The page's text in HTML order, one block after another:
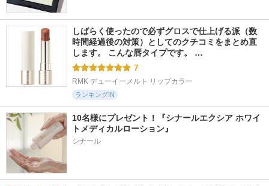
アパガードセレナ
アパガード
ッシュ ディープク
リア
ビオレu
feminak
しばらく使ったので必ずグロスで仕上げる派（数
時間経過後の対策）としてのクチコミをまとめ直
します。 こんな唇タイプです。 …
7
RMK デューイーメルト リップカラー
ランキングIN
10名様にプレゼント！『シナールエクシア ホワイ
トメディカルローション』
シナール